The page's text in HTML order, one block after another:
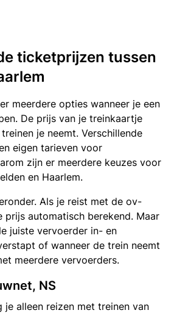
ticketprijzen tussen
meerdere opties wanneer je een
De prijs van je treinkaartje
je neemt. Verschillende
eigen tarieven voor
zijn er meerdere keuzes voor
en Haarlem.
Als je reist met de ov-
automatisch berekend. Maar
juiste vervoerder in- en
of wanneer de trein neemt
meerdere vervoerders.
NS
alleen reizen met treinen van